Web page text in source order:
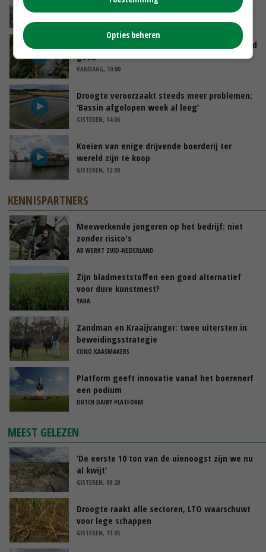
de ambassade mag zelf groente plukken’
Limburgse mais van Frijns doet het verrassend
goed
VANDAAG, 10:00
Droogte veroorzaakt steeds meer problemen:
‘Bassin afgelopen week al leeg’
GISTEREN, 14:06
Koeien van enige drijvende boerderij ter
wereld zijn te koop
GISTEREN, 12:00
KENNISPARTNERS
Meewerkende jongeren op het bedrijf: niet
zonder risico's
AB WERKT ZUID-NEDERLAND
Zijn bladmeststoffen een goed alternatief
voor dure kunstmest?
YARA
Zandman en Kraaijvanger: twee uitersten in
beweidingsstrategie
CONO KAASMAKERS
Platform geeft innovatie vanaf het boerenerf
een podium
DUTCH DAIRY PLATFORM
MEEST GELEZEN
‘De eerste 10 ton van de uienoogst zijn we nu
al kwijt’
GISTEREN, 09:28
Droogte raakt alle sectoren, LTO waarschuwt
voor lege schappen
GISTEREN, 11:05
Opties beheren